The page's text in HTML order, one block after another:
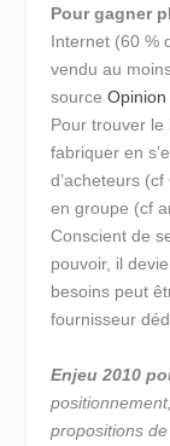
Pour gagner
Internet (60 %
vendu au
source
Pour trouver le
fabriquer en
d’acheteurs (cf
en groupe (cf
Conscient de
pouvoir, il
besoins peut
fournisseur
Enjeu 2010
propositions